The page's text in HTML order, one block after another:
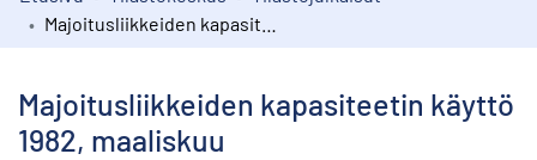
Kokoelmat
Majoitusliikkeiden kapasiteetin käyttö
1982, maaliskuu